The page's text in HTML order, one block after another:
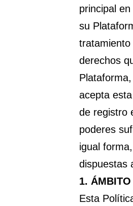
principal
su
tratamiento
derechos
acepta
de registro
poderes
igual
dispuestas
1.
Esta